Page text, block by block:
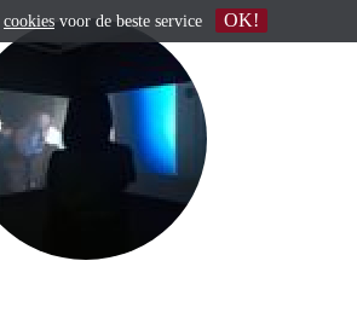
cookies voor de beste service OK!